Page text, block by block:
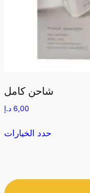
شاحن كامل
6,00 د.إ
حدد الخيارات